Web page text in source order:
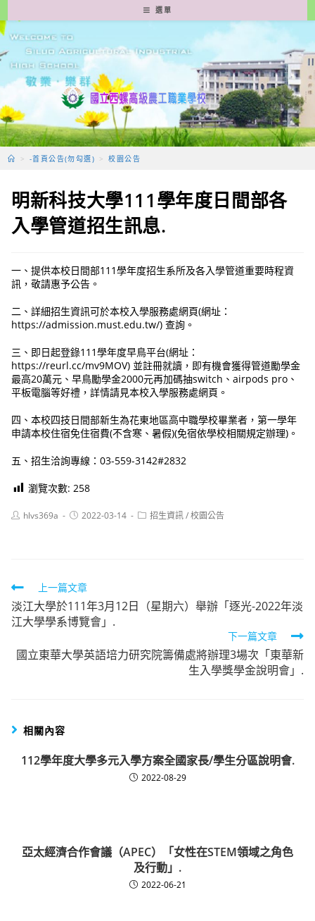
轉
至
要
容
選單
> -首頁公告(勿勾選) > 校園公告
明新科技大學111學年度日間部各
入學管道招生訊息.
一、提供本校日間部111學年度招生系所及各入學管道重要時程資
訊，敬請惠予公告。
二、詳細招生資訊可於本校入學服務處網頁(網址：
https://admission.must.edu.tw/) 查詢。
三、即日起登錄111學年度早鳥平台(網址：
https://reurl.cc/mv9MOV) 並註冊就讀，即有機會獲得管道勵學金
最高20萬元、早鳥勵學金2000元再加碼抽switch、airpods pro、
平板電腦等好禮，詳情請見本校入學服務處網頁。
四、本校四技日間部新生為花東地區高中職學校畢業者，第一學年
申請本校住宿免住宿費(不含寒、暑假)(免宿依學校相關規定辦理)。
五、招生洽詢專線：03-559-3142#2832
瀏覽次數: 258
Posthlvs369a
Post2022-03-14
Post招生資訊/校園公告
Read
more
articles
上一篇文章
淡江大學於111年3月12日（星期六）舉辦「逐光-2022年淡
江大學學系博覽會」.
下一篇文章
國立東華大學英語培力研究院籌備處將辦理3場次「東華新
生入學獎學金說明會」.
相關內容
112學年度大學多元入學方案全國家長/學生分區說明會.
2022-08-29
亞太經濟合作會議（APEC）「女性在STEM領域之角色
及行動」.
2022-06-21